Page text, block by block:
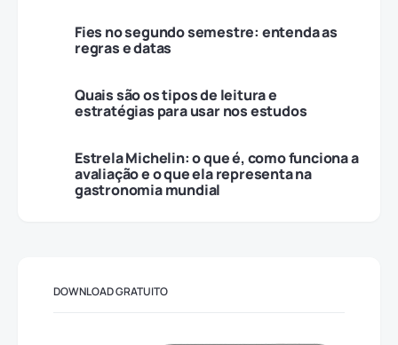
Fies no segundo semestre: entenda as
regras e datas
Quais são os tipos de leitura e
estratégias para usar nos estudos
Estrela Michelin: o que é, como funciona a
avaliação e o que ela representa na
gastronomia mundial
DOWNLOAD GRATUITO